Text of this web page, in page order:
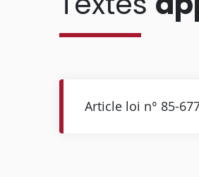
Article loi n° 85-